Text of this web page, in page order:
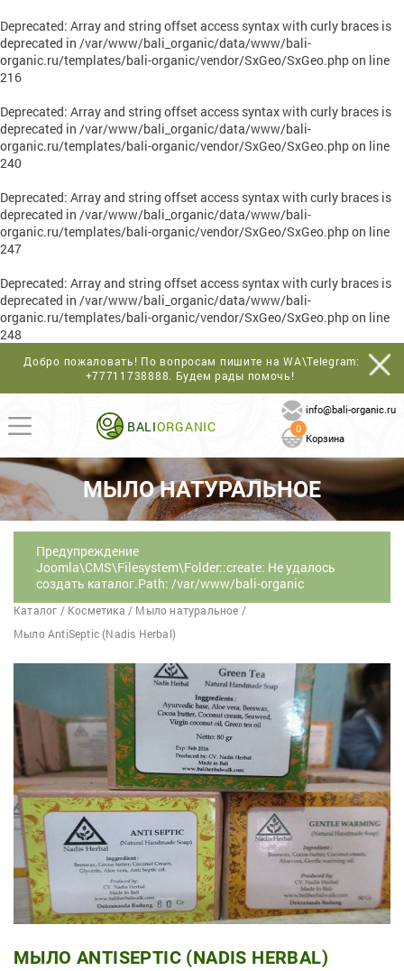
Deprecated: Array and string offset access syntax with curly braces is
deprecated in /var/www/bali_organic/data/www/bali-
organic.ru/templates/bali-organic/vendor/SxGeo/SxGeo.phpon line
216
Deprecated: Array and string offset access syntax with curly braces is
deprecated in /var/www/bali_organic/data/www/bali-
organic.ru/templates/bali-organic/vendor/SxGeo/SxGeo.phpon line
240
Deprecated: Array and string offset access syntax with curly braces is
deprecated in /var/www/bali_organic/data/www/bali-
organic.ru/templates/bali-organic/vendor/SxGeo/SxGeo.phpon line
247
Deprecated: Array and string offset access syntax with curly braces is
deprecated in /var/www/bali_organic/data/www/bali-
organic.ru/templates/bali-organic/vendor/SxGeo/SxGeo.phpon line
248
Добро пожаловать! По вопросам пишите на WA\Telegram:
+77711738888. Будем рады помочь!
BALIORGANIC
info@bali-organic.ru
0
Корзина
МЫЛО НАТУРАЛЬНОЕ
Предупреждение
Joomla\CMS\Filesystem\Folder::create: Не удалось
создать каталог.Path: /var/www/bali-organic
Каталог / Косметика / Мыло натуральное /
Мыло AntiSeptic (Nadis Herbal)
МЫЛО ANTISEPTIC (NADIS HERBAL)